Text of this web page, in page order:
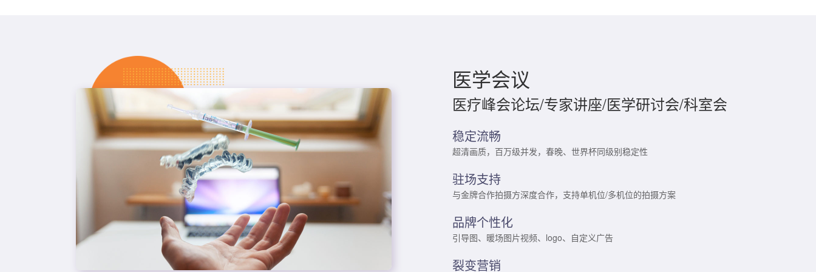
医学会议
医疗峰会论坛/专家讲座/医学研讨会/科室会
稳定流畅
超清画质，百万级并发，春晚、世界杯同级别稳定性
驻场支持
与金牌合作拍摄方深度合作，支持单机位/多机位的拍摄方案
品牌个性化
引导图、暖场图片视频、logo、自定义广告
裂变营销